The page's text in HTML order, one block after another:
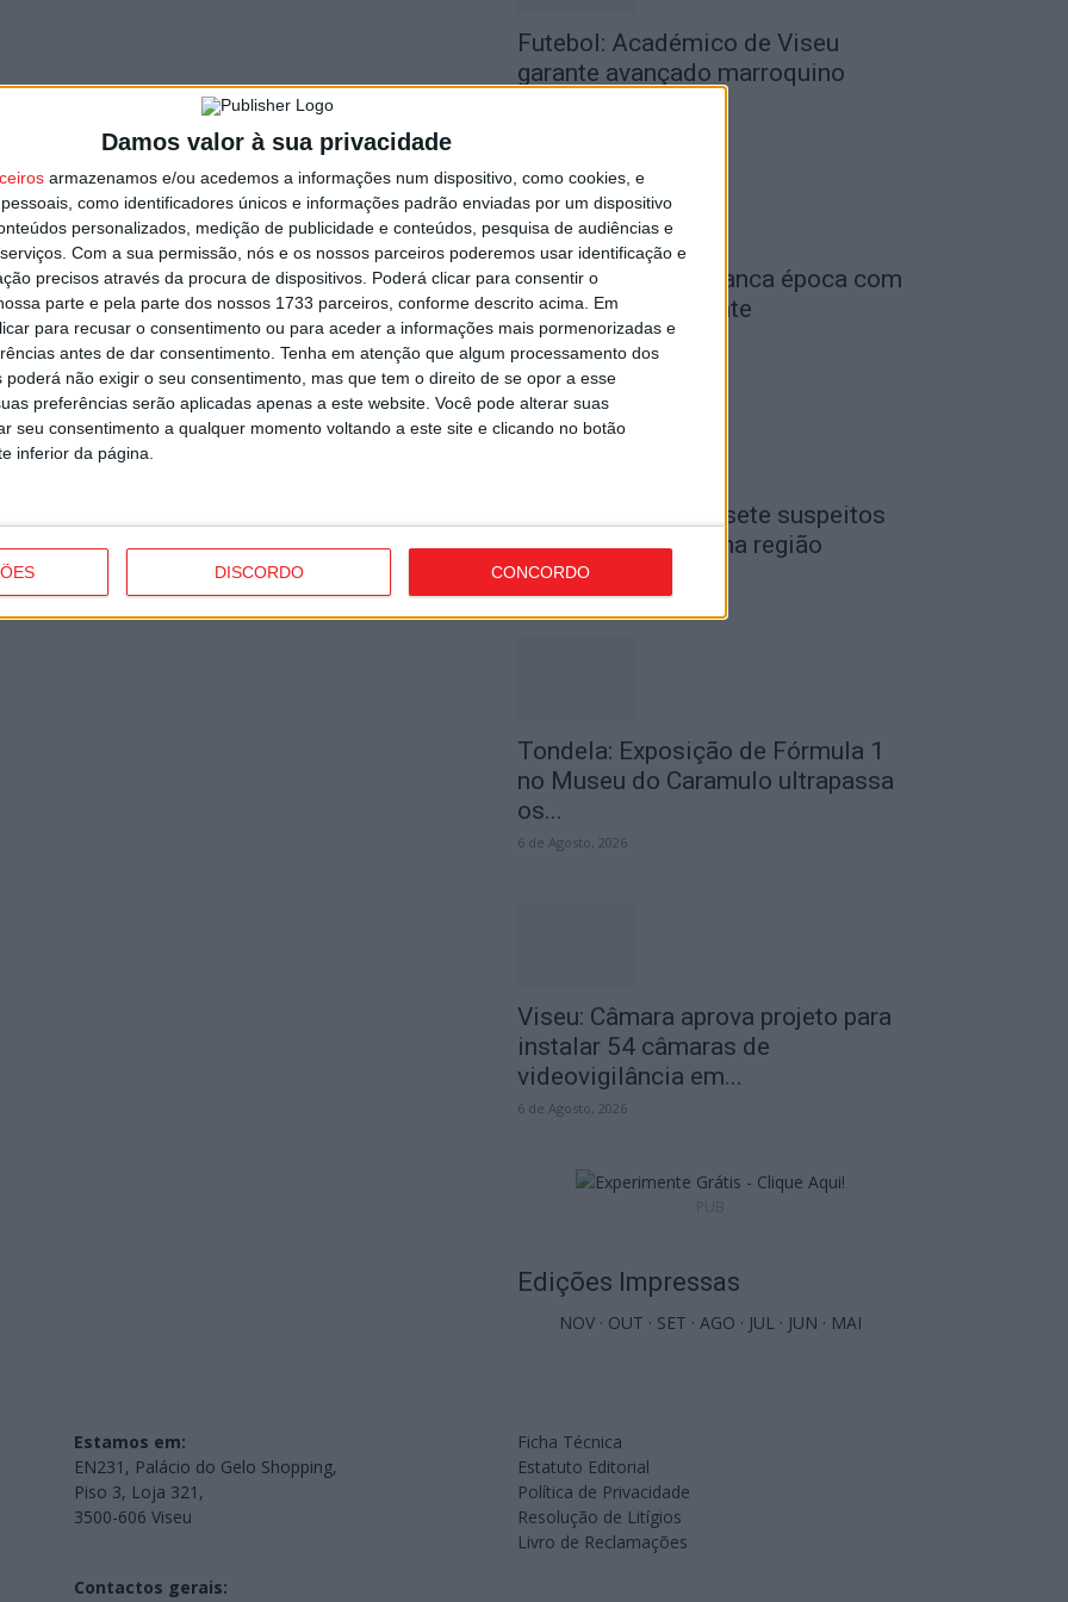
Damos valor à sua privacidade
armazenamos e/ou acedemos a informações num dispositivo, como cookies, e
como identificadores únicos e informações padrão enviadas por um dispositivo
personalizados, medição de publicidade e conteúdos, pesquisa de audiências e
Com a sua permissão, nós e os nossos parceiros poderemos usar identificação e
precisos através da procura de dispositivos. Poderá clicar para consentir o
parte e pela parte dos nossos 1733 parceiros, conforme descrito acima. Em
para recusar o consentimento ou para aceder a informações mais pormenorizadas e
antes de dar consentimento. Tenha em atenção que algum processamento dos
poderá não exigir o seu consentimento, mas que tem o direito de se opor a esse
preferências serão aplicadas apenas a este website. Você pode alterar suas
seu consentimento a qualquer momento voltando a este site e clicando no botão
inferior da página.
DISCORDO CONCORDO
Futebol: Académico de Viseu
garante avançado marroquino
Liga 2: Tondela arranca época com
receção ao Amarante
7 de Agosto, 2026
Viseu: GNR detém sete suspeitos
por furto de cobre na região
6 de Agosto, 2026
Tondela: Exposição de Fórmula 1
no Museu do Caramulo ultrapassa
os...
6 de Agosto, 2026
Viseu: Câmara aprova projeto para
instalar 54 câmaras de
videovigilância em...
6 de Agosto, 2026
Edições Impressas
NOV · OUT · SET · AGO · JUL · JUN · MAI
Estamos em:
EN231, Palácio do Gelo Shopping,
Piso 3, Loja 321,
3500-606 Viseu
Contactos gerais:
Ficha Técnica
Estatuto Editorial
Política de Privacidade
Resolução de Litígios
Livro de Reclamações